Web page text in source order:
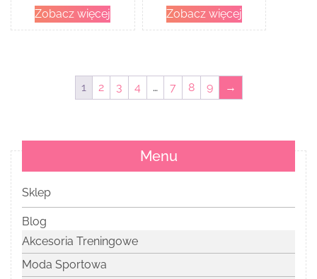
Zobacz więcej Zobacz więcej
1 2 3 4 … 7 8 9 →
Menu
Sklep
Blog
Akcesoria Treningowe
Moda Sportowa